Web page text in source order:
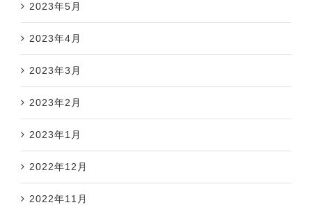
2023年5月
2023年4月
2023年3月
2023年2月
2023年1月
2022年12月
2022年11月